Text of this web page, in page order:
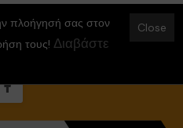
Close
πλοήγησή σας στον
τους! Διαβάστε